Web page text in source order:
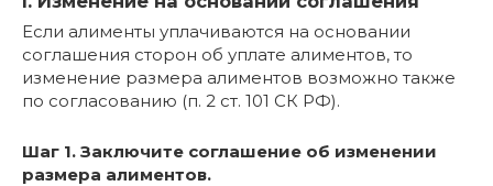
Если алименты уплачиваются на основании
соглашения сторон об уплате алиментов, то
изменение размера алиментов возможно также
по согласованию (п. 2 ст. 101 СК РФ).
Шаг 1. Заключите соглашение об изменении
размера алиментов.